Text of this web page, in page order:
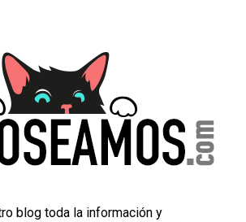
blog toda la información y